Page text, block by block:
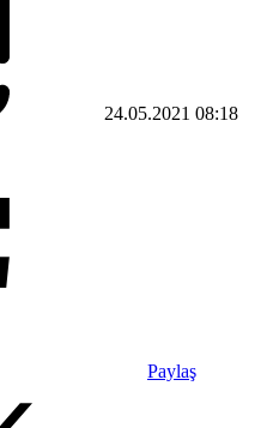
24.05.2021 08:18
Paylaş